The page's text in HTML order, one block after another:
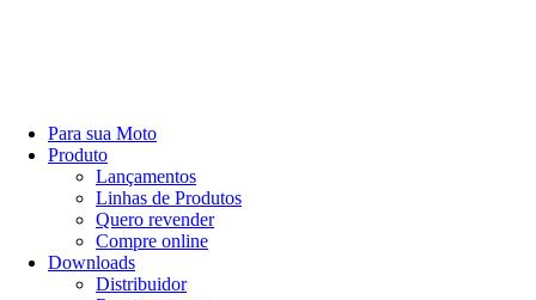
Para sua Moto
Produto
Lançamentos
Linhas de Produtos
Quero revender
Compre online
Downloads
Distribuidor